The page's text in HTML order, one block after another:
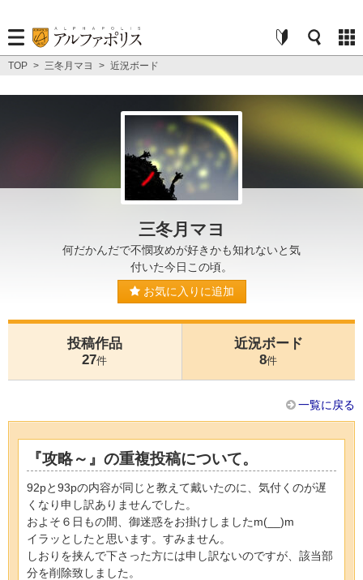
TOP > 三冬月マヨ > 近況ボード
三冬月マヨ
何だかんだで不憫攻めが好きかも知れないと気
付いた今日この頃。
お気に入りに追加
投稿作品
27件
近況ボード
8件
一覧に戻る
『攻略～』の重複投稿について。
92pと93pの内容が同じと教えて戴いたのに、気付くのが遅
くなり申し訳ありませんでした。
およそ６日もの間、御迷惑をお掛けしましたm(__)m
イラッとしたと思います。すみません。
しおりを挟んで下さった方には申し訳ないのですが、該当部
分を削除致しました。